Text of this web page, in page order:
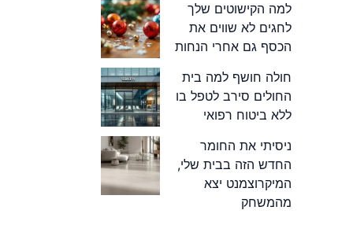
למה הקישוטים שלך
לחגים לא שווים את
הכסף גם אחרי הנחות
חולה חושף למה בית
החולים סירב לטפל בו
ללא ביטוח רפואי
ניסיתי את החומר
החדש הזה בבית שלי,
המיקרוצמנט יצא
מהמשחק